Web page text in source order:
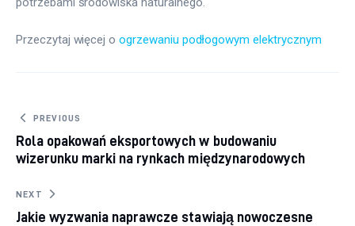
Przeczytaj więcej o ogrzewaniu podłogowym elektrycznym
Nawigacja wpisu
PREVIOUS
Rola opakowań eksportowych w budowaniu
wizerunku marki na rynkach międzynarodowych
NEXT
Jakie wyzwania naprawcze stawiają nowoczesne